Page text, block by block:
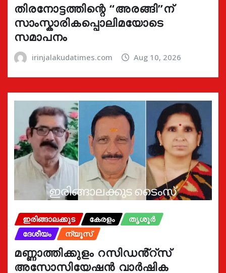
തിരനോട്ടത്തിന്റെ “അരങ്ങി”ന്
സാംസ്കാരികപ്പൊലിമയോടെ
സമാപനം
irinjalakudatimes.com Aug 10, 2026
ഇരിങ്ങാലക്കുട കേരളം
തൃശൂർ
ദേശീയം
ന്യൂസ്
മണ്ണാത്തിക്കുളം റസിഡൻ്റ്സ്
അസോസിയേഷൻ വാർഷിക